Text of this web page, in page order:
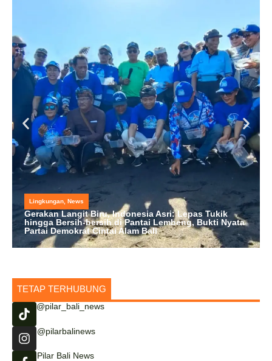
Lingkungan News
Gerakan Langit Biru, Indonesia Asri: Lepas Tukik
hingga Bersih-bersih di Pantai Lembeng, Bukti Nyata
Partai Demokrat Cintai Alam Bali
TETAP TERHUBUNG
@pilar_bali_news
@pilarbalinews
Pilar Bali News